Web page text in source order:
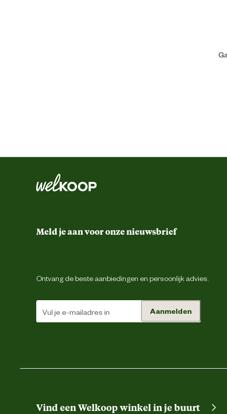
Ingredienten
voederkalk, calciumcarbonaat,
Meld je aan voor onze nieuwsbrief
Ontvang de beste aanbiedingen en persoonlijk advies.
Aanmelden
Vind een Welkoop winkel in je buurt